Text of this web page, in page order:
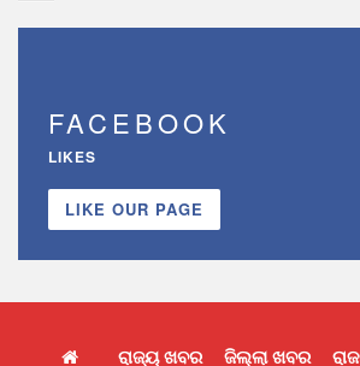
FACEBOOK
LIKES
LIKE OUR PAGE
ରାଜ୍ୟ ଖବର ଜିଲ୍ଲା ଖବର